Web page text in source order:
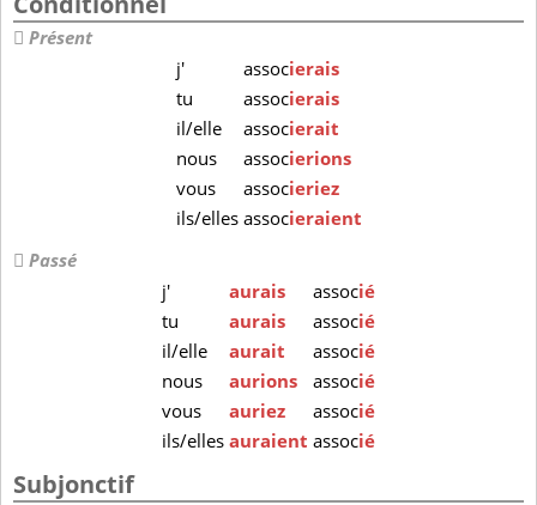
Présent
j'
associerais
tu
associerais
il/elle
associerait
nous
associerions
vous
associeriez
ils/elles associeraient
Passé
j'
aurais associé
tu
aurais associé
il/elle
aurait associé
nous
aurions associé
vous
auriez associé
ils/ellesauraient associé
Subjonctif